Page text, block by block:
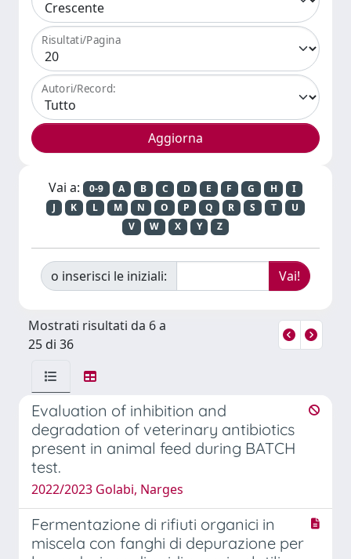
Risultati/Pagina
Autori/Record:
Vai a: 0-9 A B C D E F G H
I
J
K L M N O P Q R S T
U
V
W X Y Z
o inserisci le iniziali:
Mostrati risultati da 6 a
25 di 36
Evaluation of inhibition and
degradation of veterinary antibiotics
present in animal feed during BATCH
test.
2022/2023 Golabi, Narges
Fermentazione di rifiuti organici in
miscela con fanghi di depurazione per